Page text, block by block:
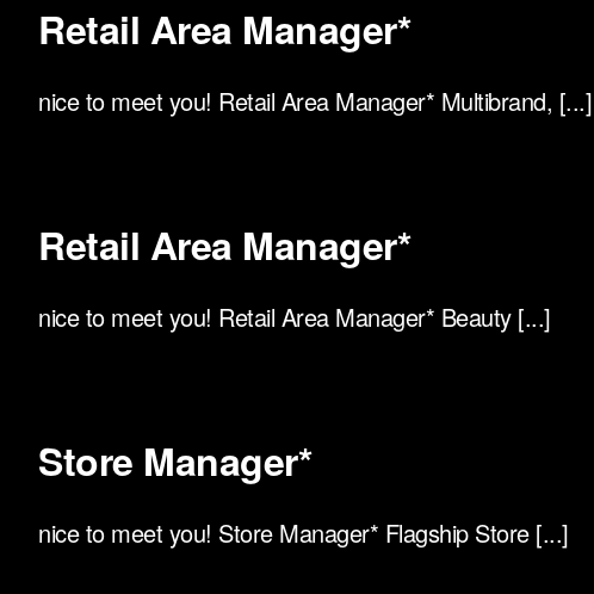
Retail Area Manager*
nice to meet you! Retail Area Manager* Multibrand, [...]
Retail Area Manager*
nice to meet you! Retail Area Manager* Beauty [...]
Store Manager*
nice to meet you! Store Manager* Flagship Store [...]